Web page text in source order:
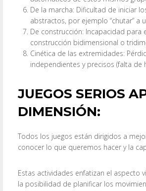
De la marcha: Dificultad de iniciar
abstractos, por ejemplo “chutar” a
De construcción: Incapacidad
construcción bidimensional o
Cinética de las extremidades:
independientes y precisos (falta de
JUEGOS SERIOS
DIMENSIÓN:
Todos los juegos están dirigidos a
conocer lo que queremos hacer y la
Estas actividades enfatizan el aspecto
la posibilidad de planificar los